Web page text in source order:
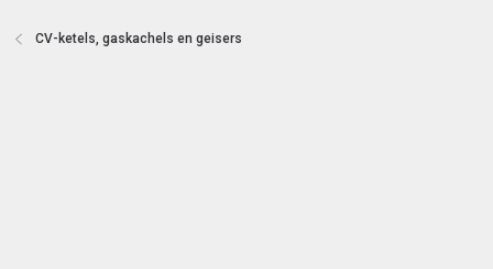
CV-ketels, gaskachels en geisers